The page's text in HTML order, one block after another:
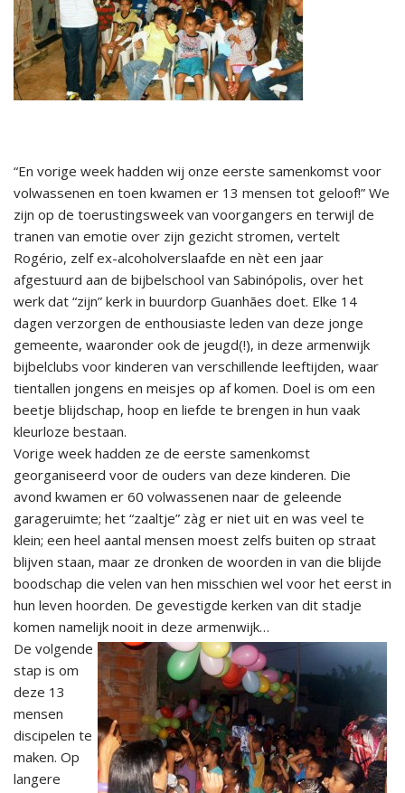
“En vorige week hadden wij onze eerste samenkomst voor
volwassenen en toen kwamen er 13 mensen tot geloof!” We
zijn op de toerustingsweek van voorgangers en terwijl de
tranen van emotie over zijn gezicht stromen, vertelt
Rogério, zelf ex-alcoholverslaafde en nèt een jaar
afgestuurd aan de bijbelschool van Sabinópolis, over het
werk dat “zijn” kerk in buurdorp Guanhães doet. Elke 14
dagen verzorgen de enthousiaste leden van deze jonge
gemeente, waaronder ook de jeugd(!), in deze armenwijk
bijbelclubs voor kinderen van verschillende leeftijden, waar
tientallen jongens en meisjes op af komen. Doel is om een
beetje blijdschap, hoop en liefde te brengen in hun vaak
kleurloze bestaan.
Vorige week hadden ze de eerste samenkomst
georganiseerd voor de ouders van deze kinderen. Die
avond kwamen er 60 volwassenen naar de geleende
garageruimte; het “zaaltje” zàg er niet uit en was veel te
klein; een heel aantal mensen moest zelfs buiten op straat
blijven staan, maar ze dronken de woorden in van die blijde
boodschap die velen van hen misschien wel voor het eerst in
hun leven hoorden. De gevestigde kerken van dit stadje
komen namelijk nooit in deze armenwijk…
De volgende
stap is om
deze 13
mensen
discipelen te
maken. Op
langere